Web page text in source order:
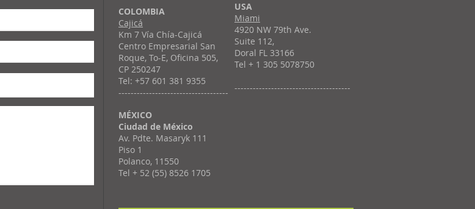
COLOMBIA
Cajicá
Km 7 Vía Chía-Cajicá
Centro Empresarial San
Roque, To-E, Oficina 505,
CP 250247
Tel: +57 601 381 9355
------------------------------------
MÉXICO
Ciudad de México
Av. Pdte. Masaryk 111
Piso 1
Polanco, 11550
Tel + 52 (55) 8526 1705
USA
Miami
4920 NW 79th Ave.
Suite 112,
Doral FL 33166
Tel + 1 305 5078750
--------------------------------------